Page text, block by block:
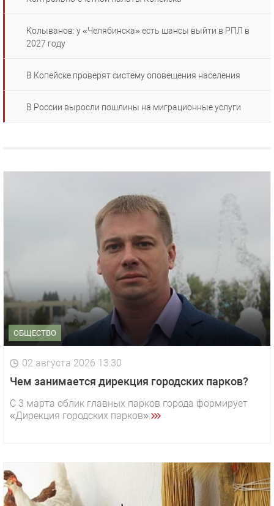
Колыванов: у «Челябинска» есть шансы выйти в РПЛ в
2027 году
В Копейске проверят систему оповещения населения
В России выросли пошлины на миграционные услуги
ОБЩЕСТВО
02 августа 2026 13:30
Чем занимается дирекция городских парков?
С 3 марта облик главных парков города формирует
«Дирекция городских парков».